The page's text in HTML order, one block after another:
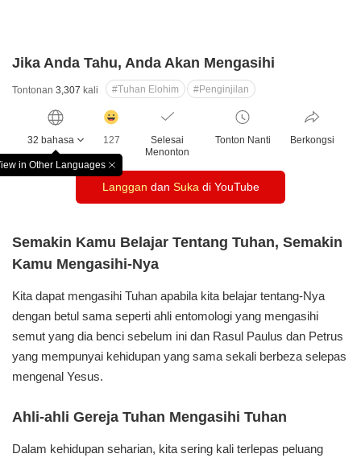
Jika Anda Tahu, Anda Akan Mengasihi
Tontonan 3,307 kali #Tuhan Elohim #Penginjilan
32 bahasa
in Other Languages
창
닫
기
릭
수
127
Selesai
Menonton
Tonton Nanti Berkongsi
Langgan dan Suka di YouTube
Semakin Kamu Belajar Tentang Tuhan, Semakin
Kamu Mengasihi-Nya
Kita dapat mengasihi Tuhan apabila kita belajar tentang-Nya
dengan betul sama seperti ahli entomologi yang mengasihi
semut yang dia benci sebelum ini dan Rasul Paulus dan Petrus
yang mempunyai kehidupan yang sama sekali berbeza selepas
mengenal Yesus.
Ahli-ahli Gereja Tuhan Mengasihi Tuhan
Dalam kehidupan seharian, kita sering kali terlepas peluang